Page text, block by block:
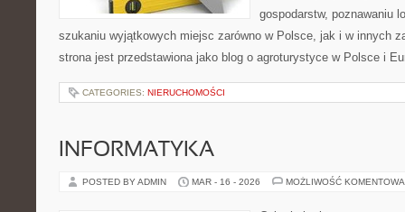
gospodarstw, poznawaniu
szukaniu wyjątkowych miejsc zarówno w Polsce, jak i w innych
strona jest przedstawiona jako blog o agroturystyce w Polsce i
CATEGORIES: NIERUCHOMOŚCI
INFORMATYKA
POSTED BY ADMIN MAR - 16 - 2026 MOŻLIWOŚĆ